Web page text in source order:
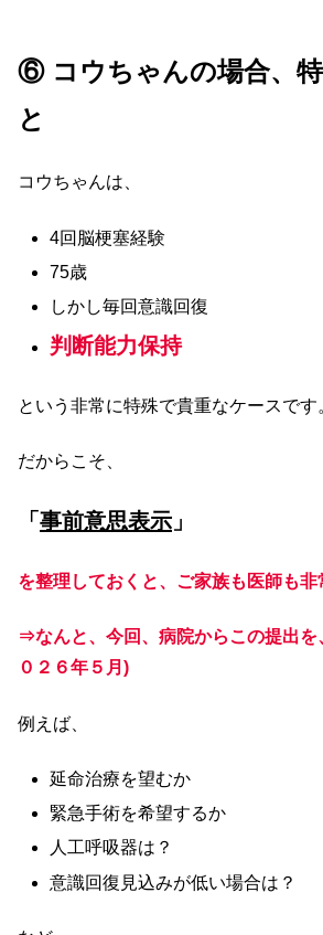
⑥ コウちゃんの場合、
と
コウちゃんは、
4回脳梗塞経験
75歳
しかし毎回意識回復
判断能力保持
という非常に特殊で貴重なケースです
だからこそ、
「 事前意思表示 」
を整理しておくと、ご家族も医師も非
⇒なんと、今回、病院からこの提出を
０２６年５月)
例えば、
延命治療を望むか
緊急手術を希望するか
人工呼吸器は？
意識回復見込みが低い場合は？